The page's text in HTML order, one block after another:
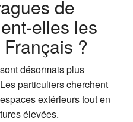
de
elles les
?
désormais plus
particuliers cherchent
extérieurs tout en
élevées.